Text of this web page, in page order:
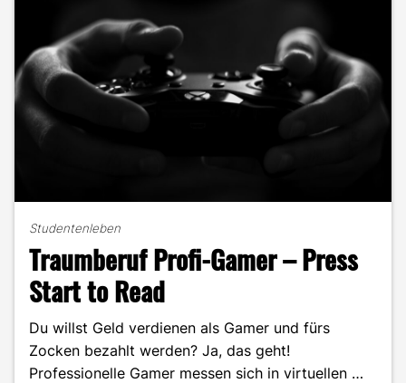
Studentenleben
Traumberuf Profi-Gamer – Press
Start to Read
Du willst Geld verdienen als Gamer und fürs
Zocken bezahlt werden? Ja, das geht!
Professionelle Gamer messen sich in virtuellen …